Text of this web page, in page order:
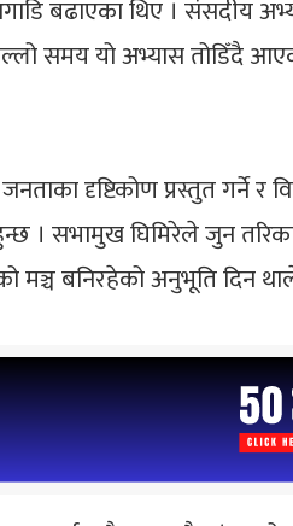
बढाएका थिए । संसदीय
समय यो अभ्यास तोडिँदै
दृष्टिकोण प्रस्तुत गर्ने
। सभामुख घिमिरेले जुन
मञ्च बनिरहेको अनुभूति दिन